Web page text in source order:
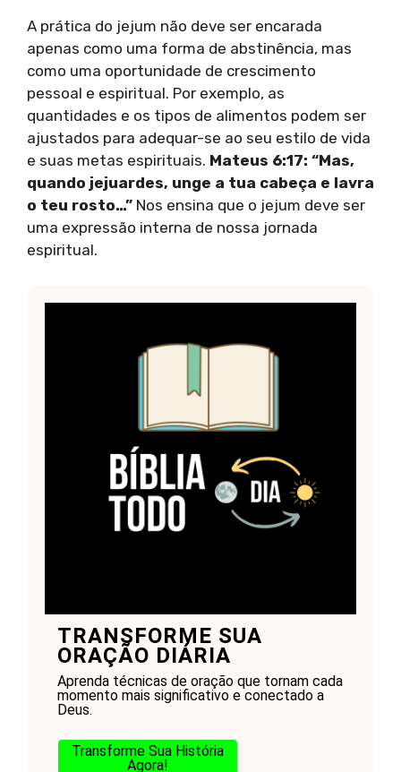
A prática do jejum não deve ser encarada
apenas como uma forma de abstinência, mas
como uma oportunidade de crescimento
pessoal e espiritual. Por exemplo, as
quantidades e os tipos de alimentos podem ser
ajustados para adequar-se ao seu estilo de vida
e suas metas espirituais. Mateus 6:17: “Mas,
quando jejuardes, unge a tua cabeça e lavra
o teu rosto…” Nos ensina que o jejum deve ser
uma expressão interna de nossa jornada
espiritual.
TRANSFORME SUA
ORAÇÃO DIÁRIA
Aprenda técnicas de oração que tornam cada
momento mais significativo e conectado a
Deus.
Transforme Sua História
Agora!